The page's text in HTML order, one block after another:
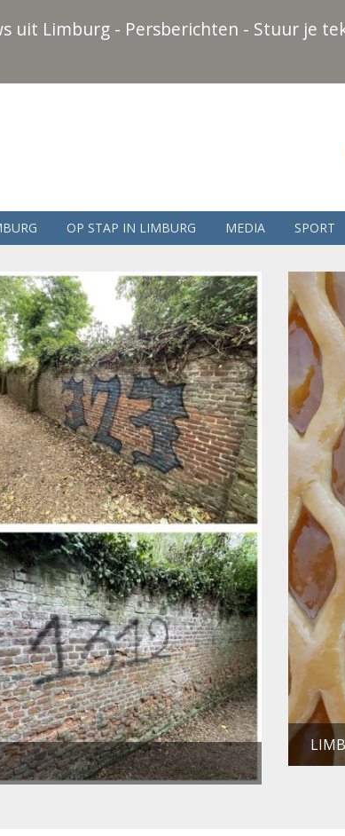
uit Limburg - Persberichten - Stuur je
OP STAP IN LIMBURG MEDIA SPORT